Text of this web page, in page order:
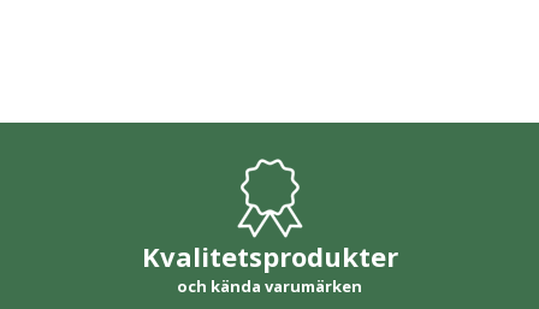
Kvalitetsprodukter
och kända varumärken